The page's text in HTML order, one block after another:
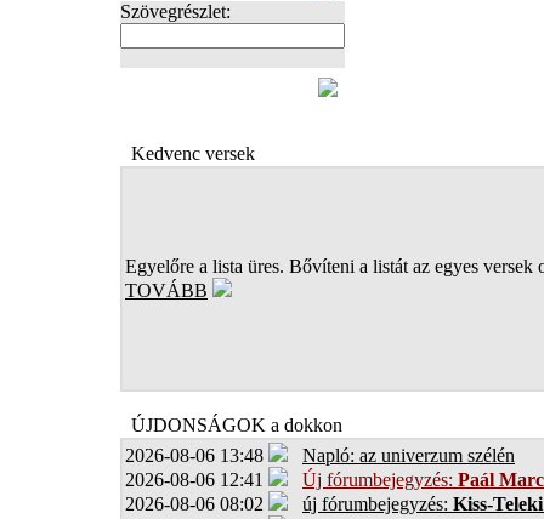
Szövegrészlet:
Kedvenc versek
Egyelőre a lista üres. Bővíteni a listát az egyes versek
TOVÁBB
ÚJDONSÁGOK a dokkon
2026-08-06 13:48
Napló: az univerzum szélén
2026-08-06 12:41
Új fórumbejegyzés: Paál
2026-08-06 08:02
új fórumbejegyzés: Kiss-